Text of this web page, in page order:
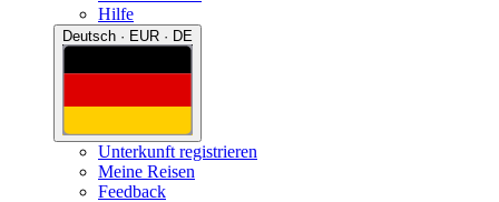
Hilfe
Deutsch · EUR · DE
Unterkunft registrieren
Meine Reisen
Feedback